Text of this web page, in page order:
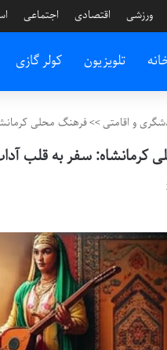
ورزشی اقتصادی اجتماعی
تلویزیون کولر گازی
و اقامتی>>فرهنگ محلی
کرمانشاه: سفر به قلب